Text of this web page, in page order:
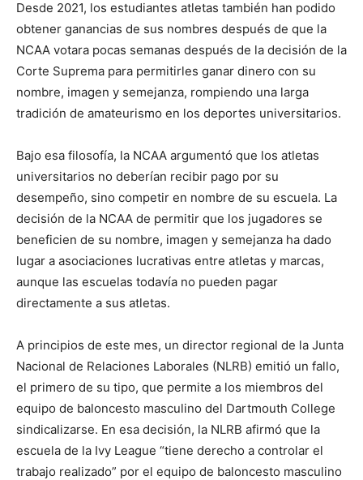
Desde 2021, los estudiantes atletas también han podido
obtener ganancias de sus nombres después de que la
NCAA votara pocas semanas después de la decisión de la
Corte Suprema para permitirles ganar dinero con su
nombre, imagen y semejanza, rompiendo una larga
tradición de amateurismo en los deportes universitarios.
Bajo esa filosofía, la NCAA argumentó que los atletas
universitarios no deberían recibir pago por su
desempeño, sino competir en nombre de su escuela. La
decisión de la NCAA de permitir que los jugadores se
beneficien de su nombre, imagen y semejanza ha dado
lugar a asociaciones lucrativas entre atletas y marcas,
aunque las escuelas todavía no pueden pagar
directamente a sus atletas.
A principios de este mes, un director regional de la Junta
Nacional de Relaciones Laborales (NLRB) emitió un fallo,
el primero de su tipo, que permite a los miembros del
equipo de baloncesto masculino del Dartmouth College
sindicalizarse. En esa decisión, la NLRB afirmó que la
escuela de la Ivy League “tiene derecho a controlar el
trabajo realizado” por el equipo de baloncesto masculino